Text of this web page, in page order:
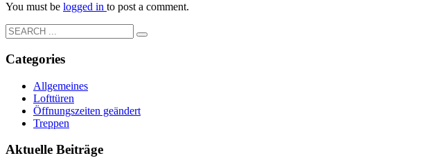
You must be logged in to post a comment.
Categories
Allgemeines
Lofttüren
Öffnungszeiten geändert
Treppen
Aktuelle Beiträge